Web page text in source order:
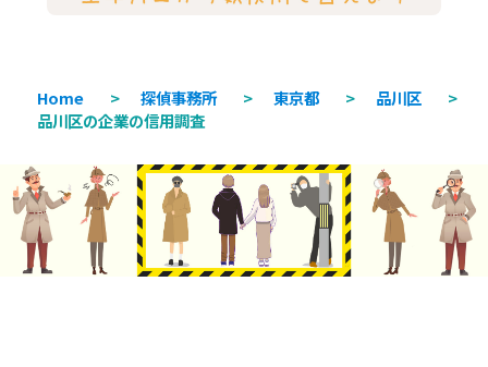
Home > 探偵事務所 > 東京都 > 品川区
>
品川区の企業の信用調査